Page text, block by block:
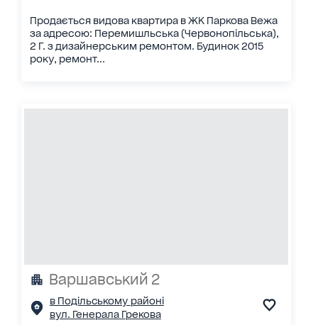
Продається видова квартира в ЖК Паркова Вежа
за адресою: Перемишльська (Червонопільська),
2 Г. з дизайнерським ремонтом. Будинок 2015
року, ремонт...
Варшавський 2
в Подільському районі
вул. Генерала Грекова